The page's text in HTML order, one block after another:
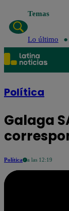
Temas
Lo último
Política
Galaga
Política a las 12:19